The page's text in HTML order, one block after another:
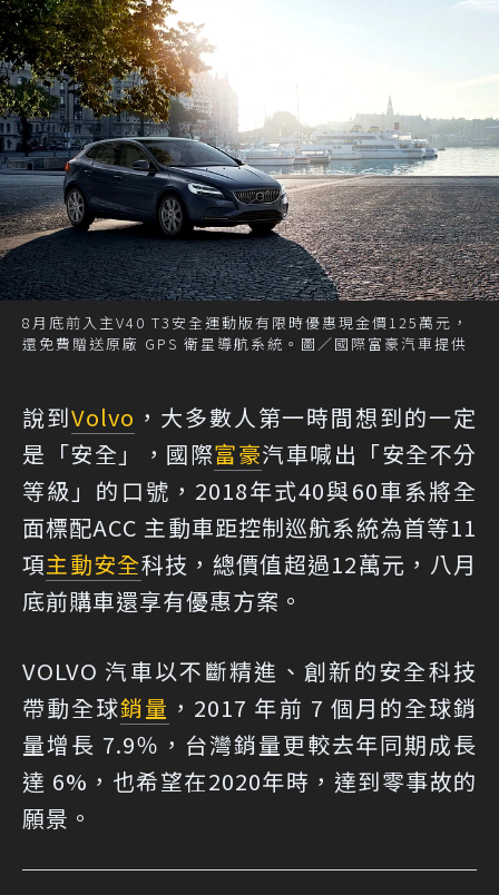
8月底前入主V40 T3安全運動版有限時優惠現金價125萬元，
還免費贈送原廠 GPS 衛星導航系統。圖／國際富豪汽車提供
說到Volvo ，大多數人第一時間想到的一定
是「安全」，國際富豪汽車喊出「安全不分
等級」的口號，2018年式40與60車系將全
面標配ACC 主動車距控制巡航系統為首等11
項主動安全科技，總價值超過12萬元，八月
底前購車還享有優惠方案。
VOLVO 汽車以不斷精進、創新的安全科技
帶動全球銷量 ，2017 年前 7 個月的全球銷
量增長 7.9％，台灣銷量更較去年同期成長
達 6%，也希望在2020年時，達到零事故的
願景。